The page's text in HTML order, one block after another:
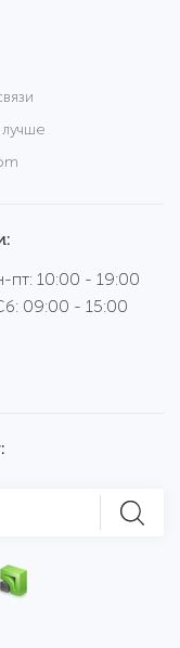
пт: 10:00 - 19:00
09:00 - 15:00